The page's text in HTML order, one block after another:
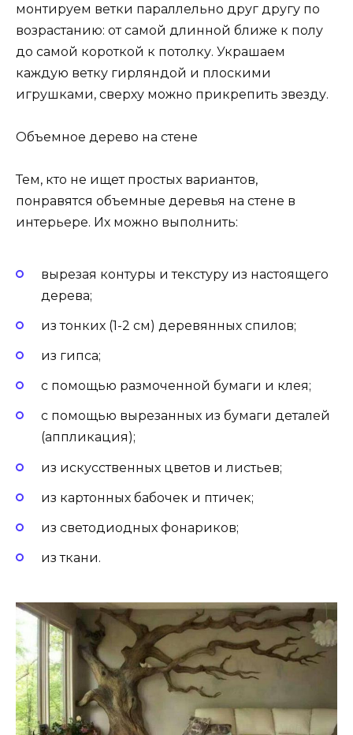
монтируем ветки параллельно друг другу по
возрастанию: от самой длинной ближе к полу
до самой короткой к потолку. Украшаем
каждую ветку гирляндой и плоскими
игрушками, сверху можно прикрепить звезду.
Объемное дерево на стене
Тем, кто не ищет простых вариантов,
понравятся объемные деревья на стене в
интерьере. Их можно выполнить:
вырезая контуры и текстуру из настоящего
дерева;
из тонких (1-2 см) деревянных спилов;
из гипса;
с помощью размоченной бумаги и клея;
с помощью вырезанных из бумаги деталей
(аппликация);
из искусственных цветов и листьев;
из картонных бабочек и птичек;
из светодиодных фонариков;
из ткани.